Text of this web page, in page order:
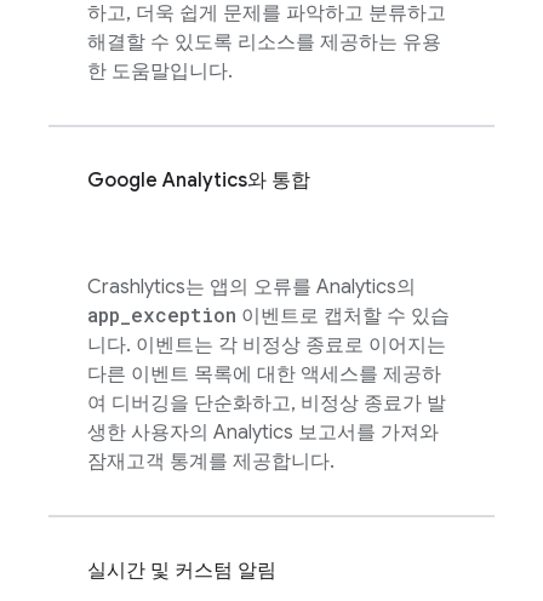
하고, 더욱 쉽게 문제를 파악하고 분류하고
해결할 수 있도록 리소스를 제공하는 유용
한 도움말입니다.
Google Analytics와 통합
Crashlytics는 앱의 오류를 Analytics의
app exception 이벤트로 캡처할 수 있습
니다. 이벤트는 각 비정상 종료로 이어지는
다른 이벤트 목록에 대한 액세스를 제공하
여 디버깅을 단순화하고, 비정상 종료가 발
생한 사용자의 Analytics 보고서를 가져와
잠재고객 통계를 제공합니다.
실시간 및 커스텀 알림